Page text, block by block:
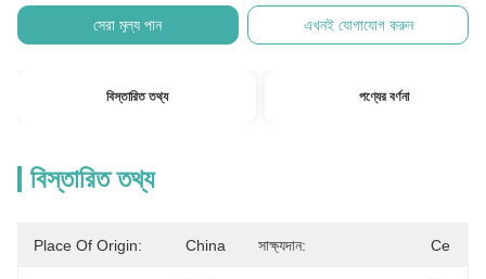
সেরা মূল্য পান এখনই যোগাযোগ করুন
বিস্তারিত তথ্য পণ্যের বর্ণনা
বিস্তারিত তথ্য
Place Of Origin: China সাক্ষ্যদান: Ce